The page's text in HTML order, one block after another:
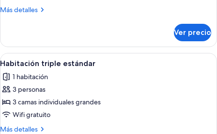
2
Más detalles
Más
Premium
con
2
individuales
Ver precio
Abrir
todas
las
fotos
de
Habitación
triple
Una habitación de hotel con dos
6
Habitación triple estándar
1 habitación
3 personas
3 camas individuales grandes
Wifi gratuito
Más detalles
Más